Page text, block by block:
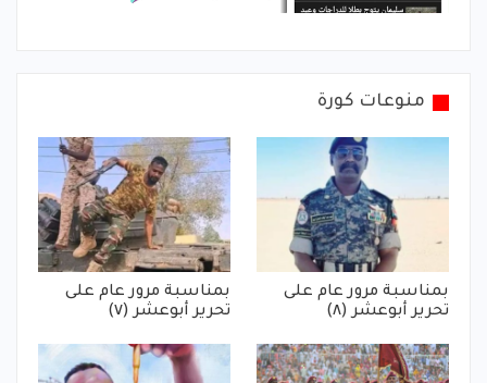
منوعات كورة
بمناسبة مرور عام على
تحرير أبوعشر (٨)
بمناسبة مرور عام على
تحرير أبوعشر (٧)